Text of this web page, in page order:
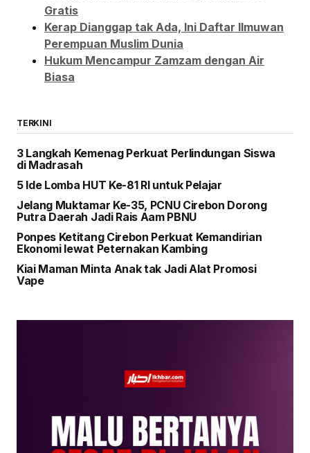
Gratis
Kerap Dianggap tak Ada, Ini Daftar Ilmuwan
Perempuan Muslim Dunia
Hukum Mencampur Zamzam dengan Air
Biasa
TERKINI
3 Langkah Kemenag Perkuat Perlindungan Siswa
di Madrasah
5 Ide Lomba HUT Ke-81 RI untuk Pelajar
Jelang Muktamar Ke-35, PCNU Cirebon Dorong
Putra Daerah Jadi Rais Aam PBNU
Ponpes Ketitang Cirebon Perkuat Kemandirian
Ekonomi lewat Peternakan Kambing
Kiai Maman Minta Anak tak Jadi Alat Promosi
Vape